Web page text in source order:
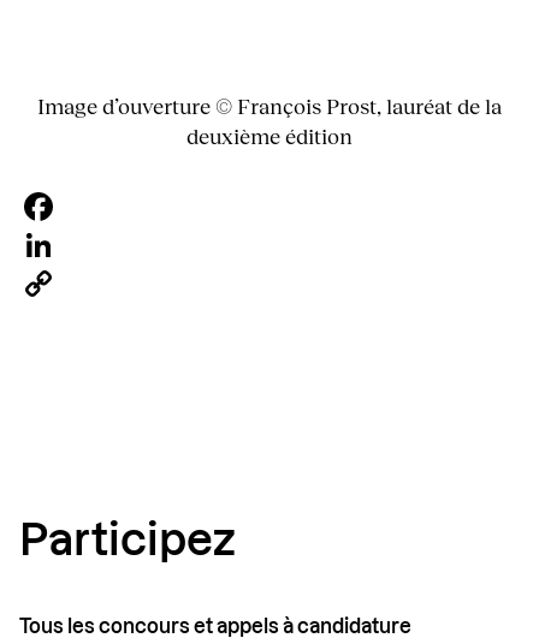
Image d’ouverture © François Prost, lauréat de la
deuxième édition
Facebook
LinkedIn
Participez
Tous les concours et appels à candidature